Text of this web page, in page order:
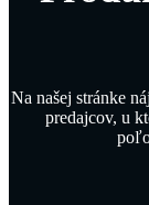
Na našej stránke
predajcov, u